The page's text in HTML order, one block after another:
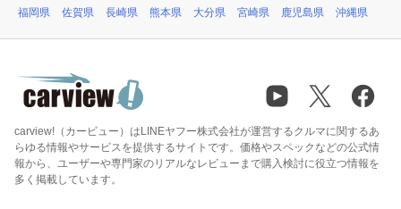
福岡県
佐賀県 長崎県 熊本県 大分県 宮崎県 鹿児島県 沖縄県
carview!（カービュー）はLINEヤフー株式会社が運営するクルマに関するあ
らゆる情報やサービスを提供するサイトです。価格やスペックなどの公式情
報から、ユーザーや専門家のリアルなレビューまで購入検討に役立つ情報を
多く掲載しています。